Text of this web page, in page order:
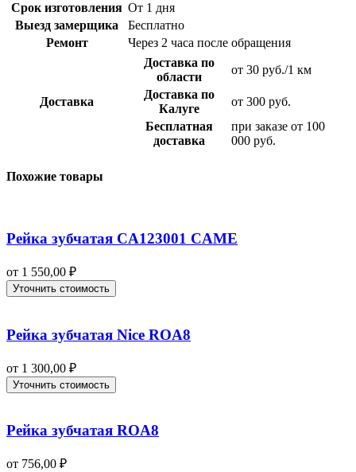
Срок изготовления От 1 дня
Выезд замерщика
Бесплатно
Ремонт
Через 2 часа после обращения
Доставка
Доставка по
области
от 30 руб./1 км
Доставка по
Калуге
от 300 руб.
Бесплатная
доставка
при заказе от 100
000 руб.
Похожие товары
Рейка зубчатая CA123001 CAME
от 1 550,00 ₽
Уточнить стоимость
Рейка зубчатая Nice ROA8
от 1 300,00 ₽
Уточнить стоимость
Рейка зубчатая ROA8
от 756,00 ₽